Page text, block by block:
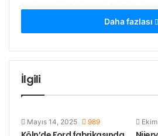
Britanya genelinde toplam 8 bin
yerlerde sendikanın tanınmasını
henüz patronların karşısına
eylemlerini diğer alanlara da
Daha fazlası
İlgili
Mayıs 14, 2025 989